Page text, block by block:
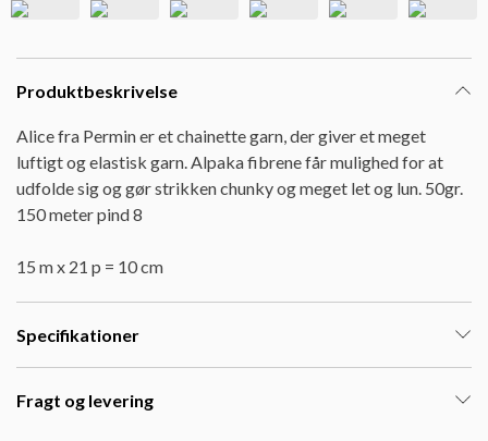
Produktbeskrivelse
Alice fra Permin er et chainette garn, der giver et meget
luftigt og elastisk garn. Alpaka fibrene får mulighed for at
udfolde sig og gør strikken chunky og meget let og lun. 50gr.
150 meter pind 8
15 m x 21 p = 10 cm
Specifikationer
Fragt og levering